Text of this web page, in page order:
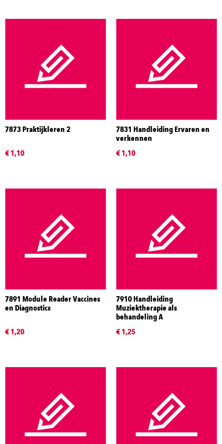
7873 Praktijkleren 2
€ 1,10
7831 Handleiding Ervaren en
verkennen
€ 1,10
7891 Module Reader Vaccines
en Diagnostics
€ 1,20
7910 Handleiding
Muziektherapie als
behandeling A
€ 1,25